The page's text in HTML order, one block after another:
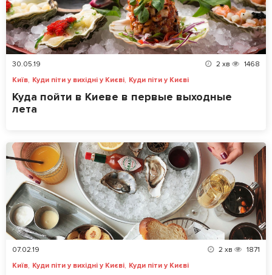
30.05.19 2 хв
1468
Київ, Куди піти у вихідні у Києві, Куди піти у Києві
Куда пойти в Киеве в первые выходные
лета
07.02.19 2 хв
1871
Київ, Куди піти у вихідні у Києві, Куди піти у Києві